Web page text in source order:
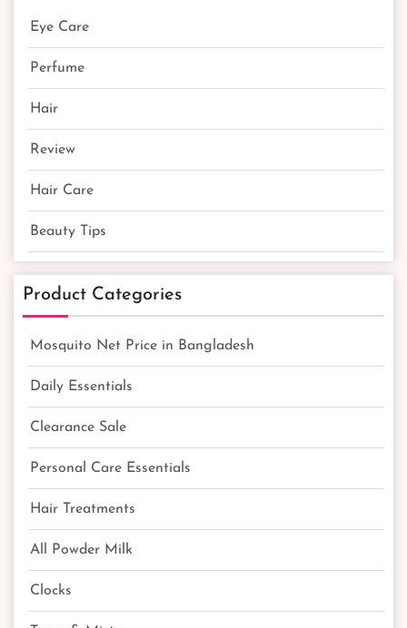
Eye Care
Perfume
Hair
Review
Hair Care
Beauty Tips
Product Categories
Mosquito Net Price in Bangladesh
Daily Essentials
Clearance Sale
Personal Care Essentials
Hair Treatments
All Powder Milk
Clocks